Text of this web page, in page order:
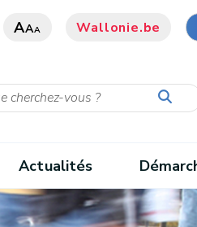
AAA Wallonie.be
Actualités